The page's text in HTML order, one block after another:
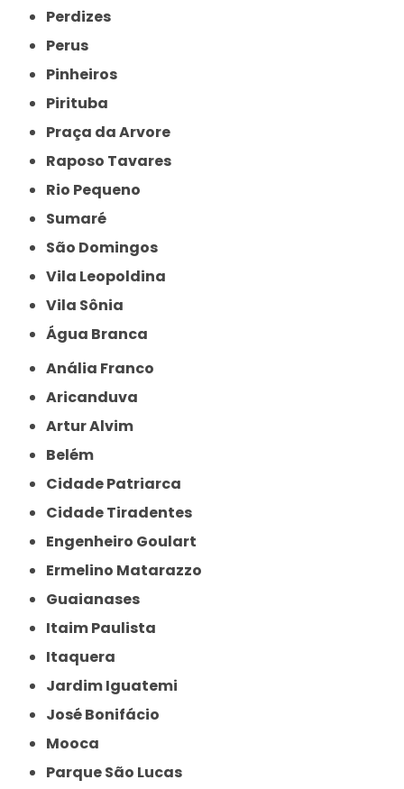
Perdizes
Perus
Pinheiros
Pirituba
Praça da Arvore
Raposo Tavares
Rio Pequeno
Sumaré
São Domingos
Vila Leopoldina
Vila Sônia
Água Branca
Anália Franco
Aricanduva
Artur Alvim
Belém
Cidade Patriarca
Cidade Tiradentes
Engenheiro Goulart
Ermelino Matarazzo
Guaianases
Itaim Paulista
Itaquera
Jardim Iguatemi
José Bonifácio
Mooca
Parque São Lucas